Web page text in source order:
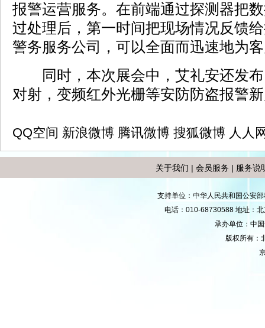
报警运营服务。在前端通过探测器把
过处理后，第一时间把现场情况反馈
警务服务公司，可以全面而迅速地为
同时，本次展会中，艾礼安还发布
对射，变频红外光栅等安防防盗报警
QQ空间 新浪微博 腾讯微博 搜狐微博 人人
关于我们 | 会员服务 | 服务说
支持单位：中华人民共和国公安
电话：010-68730588 地址：
承办单位：中
版权所有：